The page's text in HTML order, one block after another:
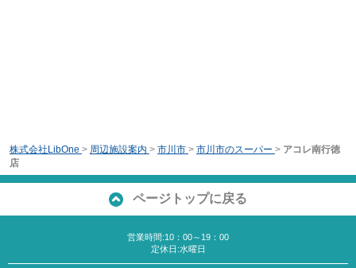
株式会社LibOne > 周辺施設案内 > 市川市 > 市川市のスーパー > アコレ南行徳
店
ページトップに戻る
営業時間:10：00～19：00
定休日:水曜日